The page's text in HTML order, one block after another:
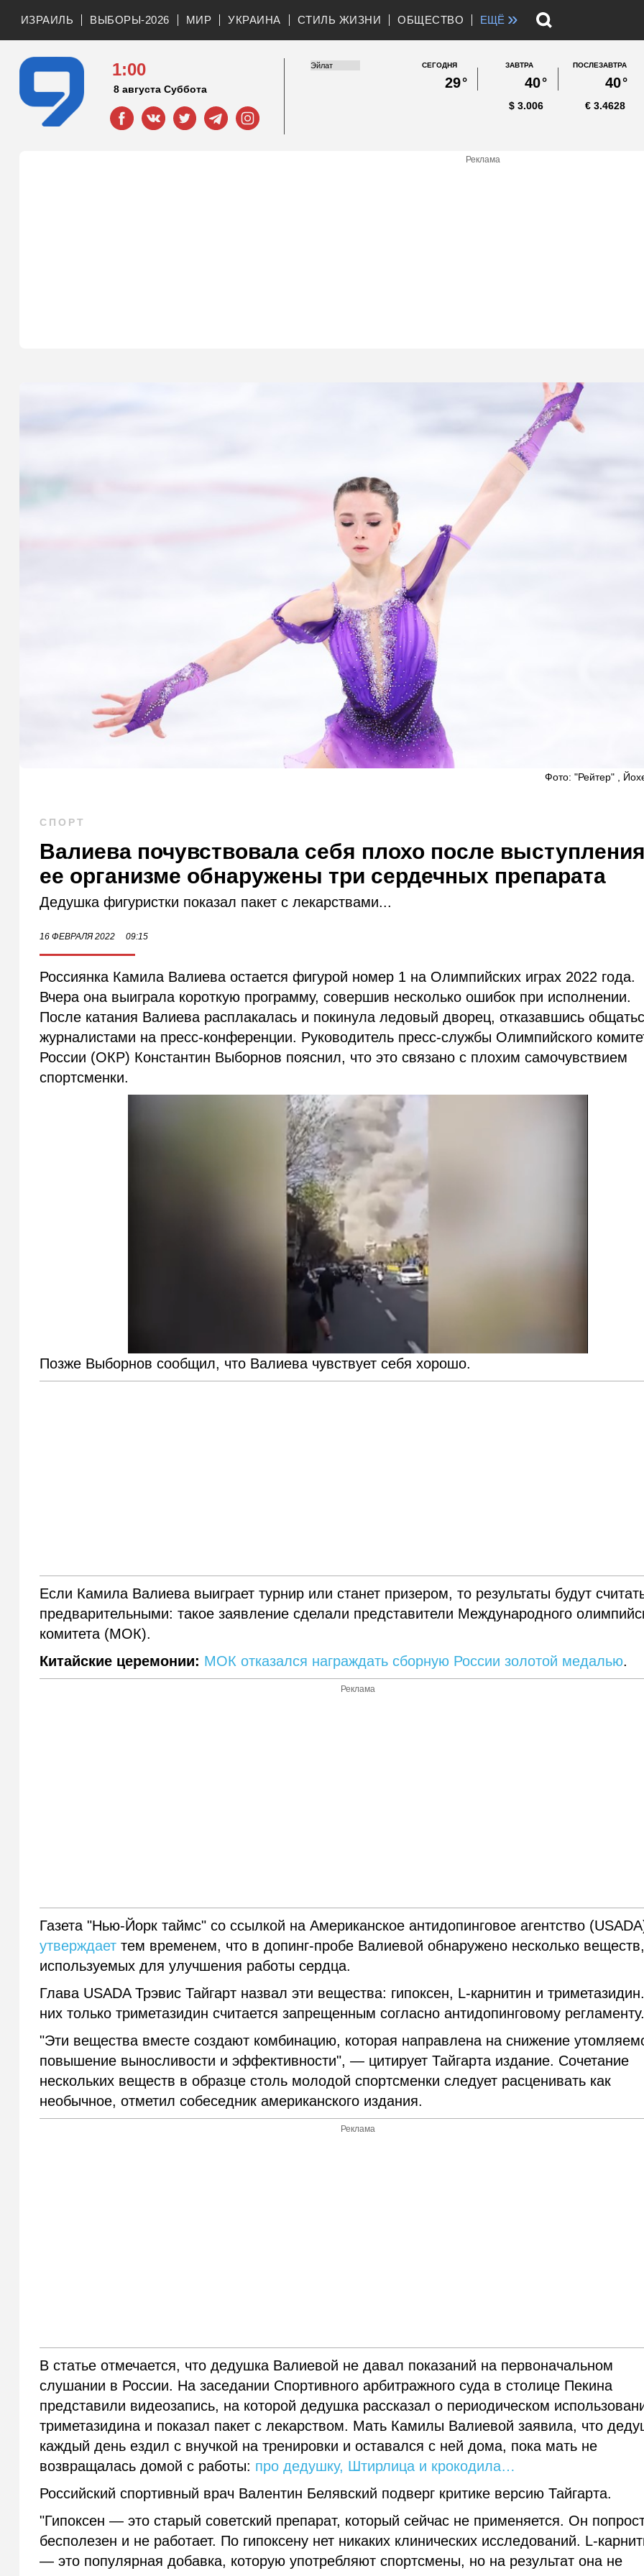
ИЗРАИЛЬ ВЫБОРЫ-2026 МИР УКРАИНА СТИЛЬ ЖИЗНИ ОБЩЕСТВО ЕЩЁ »
1:00
8 августа Суббота
СЕГОДНЯ
29°
ЗАВТРА
40°
ПОСЛЕЗАВТРА
40°
3.006
$ 3.4628
€
Реклама
Фото: "Рейтер" ,
СПОРТ
Валиева почувствовала себя плохо после
ее организме обнаружены три сердечных препарата
Дедушка фигуристки показал пакет с лекарствами...
16 ФЕВРАЛЯ 2022 09:15
Россиянка Камила Валиева остается фигурой номер 1 на Олимпийских играх 2022 года.
Вчера она выиграла короткую программу, совершив несколько ошибок при исполнении.
После катания Валиева расплакалась и покинула ледовый дворец, отказавшись
журналистами на пресс-конференции. Руководитель пресс-службы Олимпийского
России (ОКР) Константин Выборнов пояснил, что это связано с плохим самочувствием
спортсменки.
Позже Выборнов сообщил, что Валиева чувствует себя хорошо.
Если Камила Валиева выиграет турнир или станет призером, то результаты будут
предварительными: такое заявление сделали представители Международного
комитета (МОК).
Китайские церемонии: МОК отказался награждать сборную России золотой медалью.
Реклама
Газета "Нью-Йорк таймс" со ссылкой на Американское антидопинговое агентство
утверждает тем временем, что в допинг-пробе Валиевой обнаружено несколько веществ,
используемых для улучшения работы сердца.
Глава USADA Трэвис Тайгарт назвал эти вещества: гипоксен, L-карнитин и
них только триметазидин считается запрещенным согласно антидопинговому регламенту.
"Эти вещества вместе создают комбинацию, которая направлена на снижение
повышение выносливости и эффективности", — цитирует Тайгарта издание. Сочетание
нескольких веществ в образце столь молодой спортсменки следует расценивать как
необычное, отметил собеседник американского издания.
Реклама
В статье отмечается, что дедушка Валиевой не давал показаний на первоначальном
слушании в России. На заседании Спортивного арбитражного суда в столице Пекина
представили видеозапись, на которой дедушка рассказал о периодическом
триметазидина и показал пакет с лекарством. Мать Камилы Валиевой заявила, что
каждый день ездил с внучкой на тренировки и оставался с ней дома, пока мать не
возвращалась домой с работы: про дедушку, Штирлица и крокодила…
Российский спортивный врач Валентин Белявский подверг критике версию Тайгарта.
"Гипоксен — это старый советский препарат, который сейчас не применяется. Он
бесполезен и не работает. По гипоксену нет никаких клинических исследований. L-
— это популярная добавка, которую употребляют спортсмены, но на результат она не